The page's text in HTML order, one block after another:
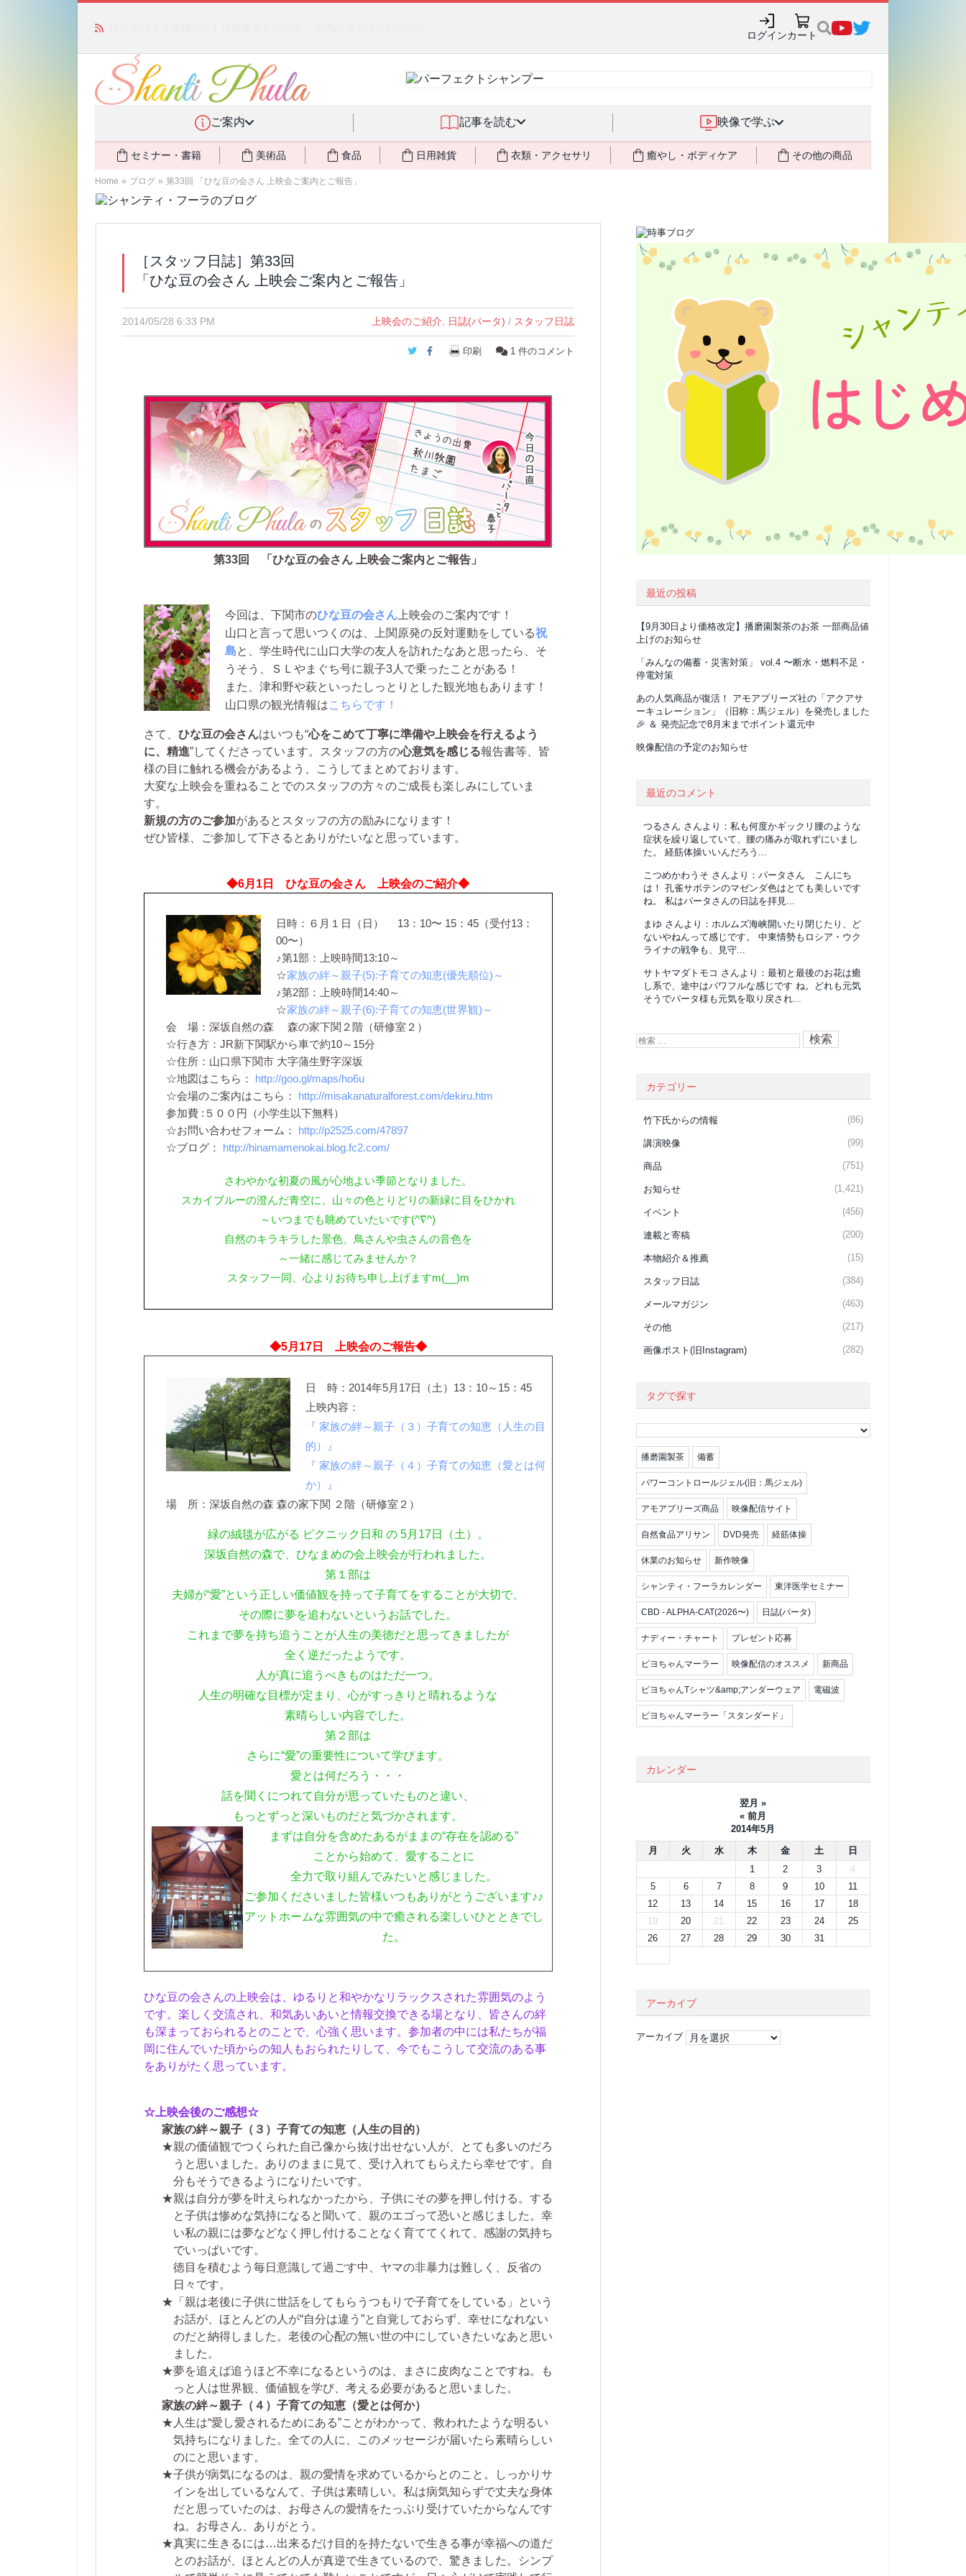
ログインカート
ご案内 記事を読む 映像で学ぶ
セミナー・書籍 美術品 食品 日用雑貨 衣類・アクセサリ 癒やし・ボディケア その他の商品
Home » ブログ » 第33回 「ひな豆の会さん 上映会ご案内とご報告」
［スタッフ日誌］第33回
「ひな豆の会さん 上映会ご案内とご報告」
2014/05/28 6:33 PM 上映会のご紹介 日誌(パータ) / スタッフ日誌
Twitter
Facebook
印刷 1 件のコメント
第33回 「ひな豆の会さん 上映会ご案内とご報告」
今回は、下関市のひな豆の会さん 上映会のご案内です！
山口と言って思いつくのは、上関原発の反対運動をしている祝
島と、学生時代に山口大学の友人を訪れたなあと思ったら、そ
うそう、ＳＬやまぐち号に親子3人で乗ったことがある！
また、津和野や萩といったしっとりとした観光地もあります！
山口県の観光情報はこちらです！
さて、 ひな豆の会さんはいつも“心をこめて丁寧に準備や上映会を行えるよう
に、精進”してくださっています。スタッフの方の心意気を感じる報告書等、皆
様の目に触れる機会があるよう、こうしてまとめております。
大変な上映会を重ねることでのスタッフの方々のご成長も楽しみにしていま
す。
新規の方のご参加があるとスタッフの方の励みになります！
ぜひ皆様、ご参加して下さるとありがたいなと思っています。
◆6月1日 ひな豆の会さん 上映会のご紹介◆
日時：６月１日（日） 13：10〜 15：45（受付13：
00〜）
♪第1部：上映時間13:10～
☆家族の絆～親子(5):子育ての知恵(優先順位)～
♪第2部：上映時間14:40～
☆家族の絆～親子(6):子育ての知恵(世界観)～
会 場：深坂自然の森 森の家下関２階（研修室２）
☆行き方：JR新下関駅から車で約10～15分
☆住所：山口県下関市 大字蒲生野字深坂
☆地図はこちら： http://goo.gl/maps/ho6u
☆会場のご案内はこちら： http://misakanaturalforest.com/dekiru.htm
参加費 :５００円（小学生以下無料）
☆お問い合わせフォーム： http://p2525.com/47897
☆ブログ： http://hinamamenokai.blog.fc2.com/
さわやかな初夏の風が心地よい季節となりました。
スカイブルーの澄んだ青空に、山々の色とりどりの新緑に目をひかれ
～いつまでも眺めていたいです(^∇^)
自然のキラキラした景色、鳥さんや虫さんの音色を
～一緒に感じてみませんか？
スタッフ一同、心よりお待ち申し上げますm(__)m
◆5月17日 上映会のご報告◆
日 時：2014年5月17日（土）13：10～15：45
上映内容：
『 家族の絆～親子（３）子育ての知恵（人生の目
的）』
『 家族の絆～親子（４）子育ての知恵（愛とは何
か）』
場 所：深坂自然の森 森の家下関 ２階（研修室２）
緑の絨毯が広がる ピクニック日和 の 5月17日（土）。
深坂自然の森で、ひなまめの会上映会が行われました。
第１部は
夫婦が“愛”という正しい価値観を持って子育てをすることが大切で、
その際に夢を追わないというお話でした。
これまで夢を持ち追うことが人生の美徳だと思ってきましたが
全く逆だったようです。
人が真に追うべきものはただ一つ。
人生の明確な目標が定まり、心がすっきりと晴れるような
素晴らしい内容でした。
第２部は
さらに“愛”の重要性について学びます。
愛とは何だろう・・・
話を聞くにつれて自分が思っていたものと違い、
もっとずっと深いものだと気づかされます。
まずは自分を含めたあるがままの“存在を認める”
ことから始めて、愛することに
全力で取り組んでみたいと感じました。
ご参加くださいました皆様いつもありがとうございます♪♪
アットホームな雰囲気の中で癒される楽しいひとときでし
た。
ひな豆の会さんの上映会は、ゆるりと和やかなリラックスされた雰囲気のよう
です。楽しく交流され、和気あいあいと情報交換できる場となり、皆さんの絆
も深まっておられるとのことで、心強く思います。参加者の中には私たちが福
岡に住んでいた頃からの知人もおられたりして、今でもこうして交流のある事
をありがたく思っています。
☆上映会後のご感想☆
家族の絆～親子（３）子育ての知恵（人生の目的）
★親の価値観でつくられた自己像から抜け出せない人が、とても多いのだろ
うと思いました。ありのままに見て、受け入れてもらえたら幸せです。自
分もそうできるようになりたいです。
★親は自分が夢を叶えられなかったから、子供にその夢を押し付ける。する
と子供は惨めな気持になると聞いて、親のエゴって恐いと感じました。幸
い私の親には夢などなく押し付けることなく育ててくれて、感謝の気持ち
でいっぱいです。
徳目を積むよう毎日意識して過ごす中、ヤマの非暴力は難しく、反省の
日々です。
★「親は老後に子供に世話をしてもらうつもりで子育てをしている」という
お話が、ほとんどの人が“自分は違う”と自覚しておらず、幸せになれない
のだと納得しました。老後の心配の無い世の中にしていきたいなあと思い
ました。
★夢を追えば追うほど不幸になるというのは、まさに皮肉なことですね。も
っと人は世界観、価値観を学び、考える必要があると思いました。
家族の絆～親子（４）子育ての知恵（愛とは何か）
★人生は“愛し愛されるためにある”ことがわかって、救われたような明るい
気持ちになりました。全ての人に、このメッセージが届いたら素晴らしい
のにと思います。
★子供が病気になるのは、親の愛情を求めているからとのこと。しっかりサ
インを出しているなんて、子供は素晴しい。私は病気知らずで丈夫な身体
だと思っていたのは、お母さんの愛情をたっぷり受けていたからなんです
ね。お母さん、ありがとう。
★真実に生きるには…出来るだけ目的を持たないで生きる事が幸福への道だ
とのお話が、ほとんどの人が真逆で生きているので、驚きました。シンプ
最近の投稿
【9月30日より価格改定】播磨園製茶のお茶 一部商品値
上げのお知らせ
「みんなの備蓄・災害対策」 vol.4 〜断水・燃料不足・
停電対策
あの人気商品が復活！ アモアプリーズ社の「アクアサ
ーキュレーション」（旧称：馬ジェル）を発売しました
🎉 ＆ 発売記念で8月末までポイント還元中
映像配信の予定のお知らせ
最近のコメント
つるさん さんより： 私も何度かギックリ腰のような
症状を繰り返していて、腰の痛みが取れずにいまし
た。 経筋体操いいんだろう...
こつめかわうそ さんより： パータさん こんにち
は！ 孔雀サボテンのマゼンダ色はとても美しいです
ね。 私はパータさんの日誌を拝見...
まゆ さんより： ホルムズ海峡開いたり閉じたり、ど
ないやねんって感じです。 中東情勢もロシア・ウク
ライナの戦争も、見守...
サトヤマダトモコ さんより： 最初と最後のお花は癒
し系で、途中はパワフルな感じです ね。どれも元気
そうでパータ様も元気を取り戻され...
カテゴリー
竹下氏からの情報 (86)
講演映像 (99)
商品 (751)
お知らせ (1,421)
イベント (456)
連載と寄稿 (200)
本物紹介＆推薦 (15)
スタッフ日誌 (384)
メールマガジン (463)
その他 (217)
画像ポスト(旧Instagram) (282)
タグで探す
播磨園製茶 備蓄
パワーコントロールジェル(旧：馬ジェル)
アモアプリーズ商品 映像配信サイト
自然食品アリサン DVD発売 経筋体操
休業のお知らせ 新作映像
シャンティ・フーラカレンダー 東洋医学セミナー
CBD - ALPHA-CAT(2026〜) 日誌(パータ)
ナディー・チャート プレゼント応募
ピヨちゃんマーラー 映像配信のオススメ 新商品
ピヨちゃんTシャツ&amp;アンダーウェア 電磁波
ピヨちゃんマーラー「スタンダード」
カレンダー
翌月 »
« 前月
2014年5月
月
火 水 木 金 土
日
1
2 3
4
5
6 7 8 9 10
11
12
13 14 15 16 17
18
19
20 21 22 23 24
25
26
27 28 29 30 31
アーカイブ
アーカイブ